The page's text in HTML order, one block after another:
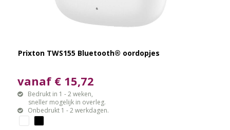
Prixton TWS155 Bluetooth® oordopjes
vanaf € 15,72
Bedrukt in 1 - 2 weken,
sneller mogelijk in overleg.
Onbedrukt 1 - 2 werkdagen.